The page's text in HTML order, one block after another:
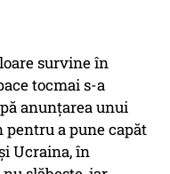
survine în
tocmai s-a
anunţarea unui
a pune capăt
Ucraina, în